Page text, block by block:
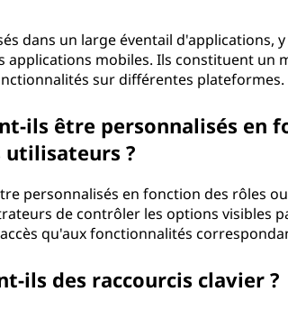
dans un large éventail d'applications,
applications mobiles. Ils constituent un
sur différentes plateformes.
ils être personnalisés en
?
personnalisés en fonction des rôles
de contrôler les options visibles
qu'aux fonctionnalités
ils des raccourcis clavier ?